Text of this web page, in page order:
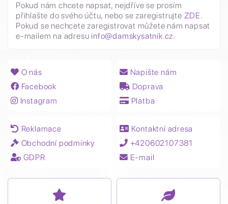
Pokud nám chcete napsat, nejdříve se prosím
přihlašte do svého účtu, nebo se zaregistrujte ZDE.
Pokud se nechcete zaregistrovat můžete nám napsat
e-mailem na adresu info@damskysatnik.cz.
O nás
Facebook
Instagram
Napište nám
Doprava
Platba
Reklamace
Obchodní podmínky
GDPR
Kontaktní adresa
+420602107381
E-mail